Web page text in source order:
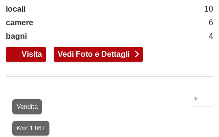
locali
10
camere
6
bagni
4
Visita Vedi Foto e Dettagli
Vendita
€/m² 1.867
+